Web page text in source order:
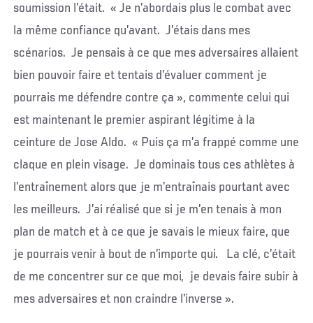
soumission l’était. « Je n’abordais plus le combat avec
la même confiance qu’avant. J’étais dans mes
scénarios. Je pensais à ce que mes adversaires allaient
bien pouvoir faire et tentais d’évaluer comment je
pourrais me défendre contre ça », commente celui qui
est maintenant le premier aspirant légitime à la
ceinture de Jose Aldo. « Puis ça m’a frappé comme une
claque en plein visage. Je dominais tous ces athlètes à
l’entraînement alors que je m’entraînais pourtant avec
les meilleurs. J’ai réalisé que si je m’en tenais à mon
plan de match et à ce que je savais le mieux faire, que
je pourrais venir à bout de n’importe qui. La clé, c’était
de me concentrer sur ce que moi, je devais faire subir à
mes adversaires et non craindre l’inverse ».